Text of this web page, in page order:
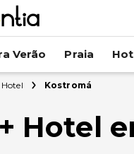
Verão Praia
Hotel Kostromá
Hotel